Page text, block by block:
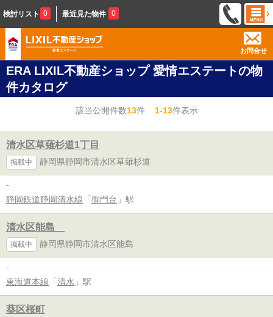
検討リスト 0 最近見た物件 0
お問合せ
ERA LIXIL不動産ショップ 愛情エステートの物
件カタログ
該当公開件数13件1-13件表示
清水区草薙杉道1丁目
掲載中 静岡県静岡市清水区草薙杉道
-
静岡鉄道静岡清水線 「 御門台 」駅
清水区能島
掲載中 静岡県静岡市清水区能島
-
東海道本線 「 清水 」駅
葵区桜町